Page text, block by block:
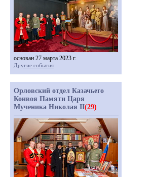
основан 27 марта 2023 г.
Другие события
Орловский отдел Казачьего
Конвоя Памяти Царя
Мученика Николая II(29)